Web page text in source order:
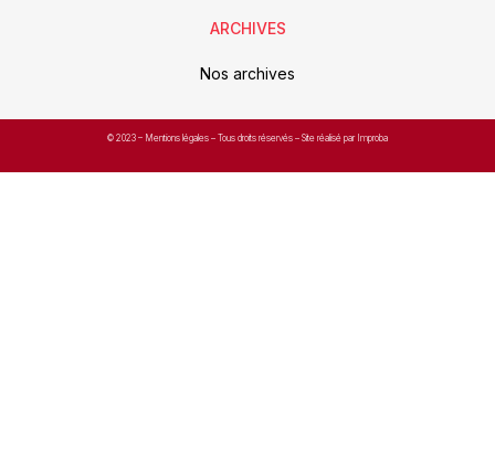
ARCHIVES
Nos archives
© 2023 – Mentions légales – Tous droits réservés – Site réalisé par Improba